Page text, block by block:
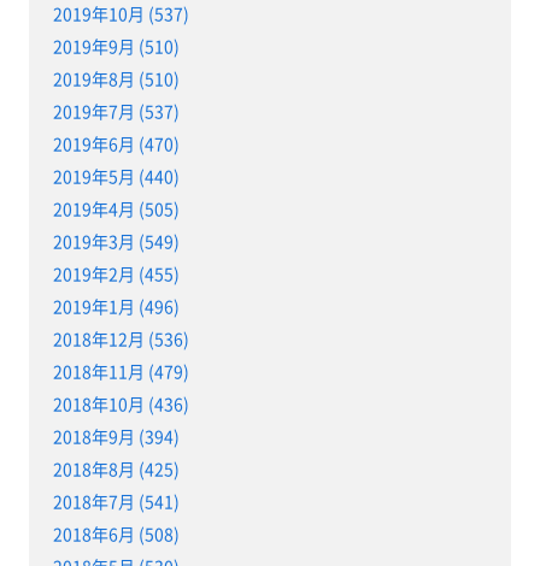
2019年10月 (537)
2019年9月 (510)
2019年8月 (510)
2019年7月 (537)
2019年6月 (470)
2019年5月 (440)
2019年4月 (505)
2019年3月 (549)
2019年2月 (455)
2019年1月 (496)
2018年12月 (536)
2018年11月 (479)
2018年10月 (436)
2018年9月 (394)
2018年8月 (425)
2018年7月 (541)
2018年6月 (508)